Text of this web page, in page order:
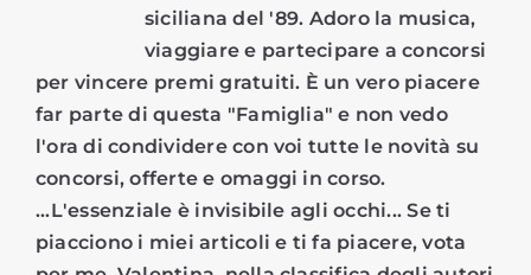
siciliana del '89. Adoro la musica,
viaggiare e partecipare a concorsi
per vincere premi gratuiti. È un vero piacere
far parte di questa "Famiglia" e non vedo
l'ora di condividere con voi tutte le novità su
concorsi, offerte e omaggi in corso.
...L'essenziale è invisibile agli occhi... Se ti
piacciono i miei articoli e ti fa piacere, vota